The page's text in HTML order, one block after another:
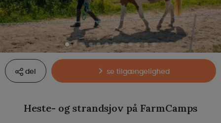
del se tilgængelighed
Heste- og strandsjov på FarmCamps